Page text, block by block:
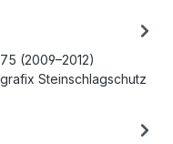
(2009–2012)
Steinschlagschutz